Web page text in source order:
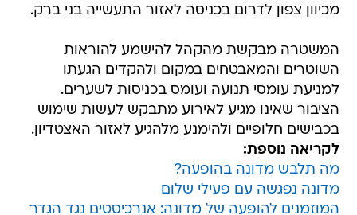
מכיוון צפון לדרום בכניסה לאזור התעשייה בני ברק.
המשטרה מבקשת מהקהל להישמע להוראות
השוטרים והמאבטחים במקום ולהקדים הגעתו
למניעת עומסי תנועה ועומס בכניסות לשערים.
הציבור שאינו מגיע לאירוע מתבקש לעשות שימוש
בכבישים חלופיים ולהימנע מלהגיע לאזור האצטדיון.
לקריאה נוספת:
מה תלבש מדונה בהופעה?
מדונה נפגשה עם פעילי שלום
המוזמנים להופעה של מדונה: אנרכיסטים נגד הגדר